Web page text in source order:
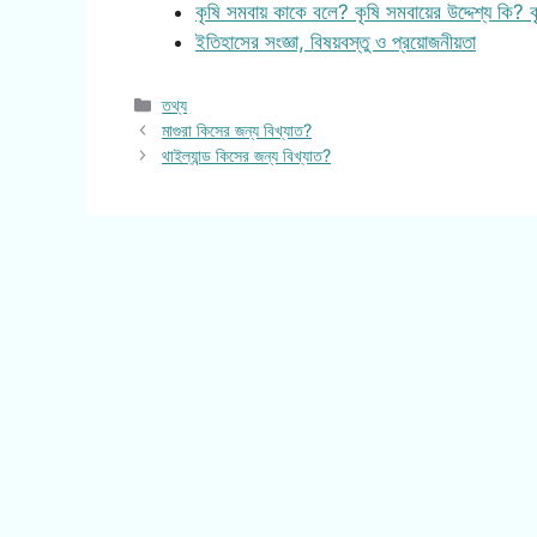
কৃষি সমবায় কাকে বলে? কৃষি সমবায়ের উদ্দেশ্য কি?
ইতিহাসের সংজ্ঞা, বিষয়বস্তু ও প্রয়োজনীয়তা
Categories
তথ্য
মাগুরা কিসের জন্য বিখ্যাত?
থাইল্যান্ড কিসের জন্য বিখ্যাত?